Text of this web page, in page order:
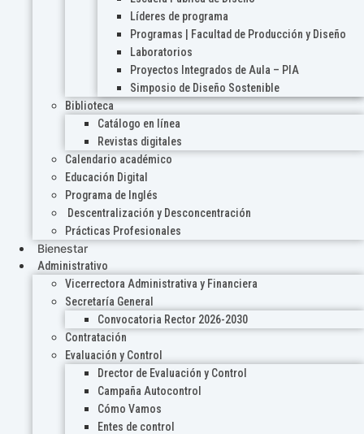
Líderes de programa
Programas | Facultad de Producción y Diseño
Laboratorios
Proyectos Integrados de Aula – PIA
Simposio de Diseño Sostenible
Biblioteca
Catálogo en línea
Revistas digitales
Calendario académico
Educación Digital
Programa de Inglés
Descentralización y Desconcentración
Prácticas Profesionales
Bienestar
Administrativo
Vicerrectora Administrativa y Financiera
Secretaría General
Convocatoria Rector 2026-2030
Contratación
Evaluación y Control
Drector de Evaluación y Control
Campaña Autocontrol
Cómo Vamos
Entes de control